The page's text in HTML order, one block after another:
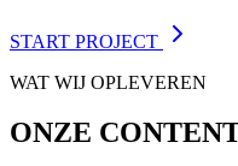
START PROJECT
WAT WIJ OPLEVEREN
ONZE